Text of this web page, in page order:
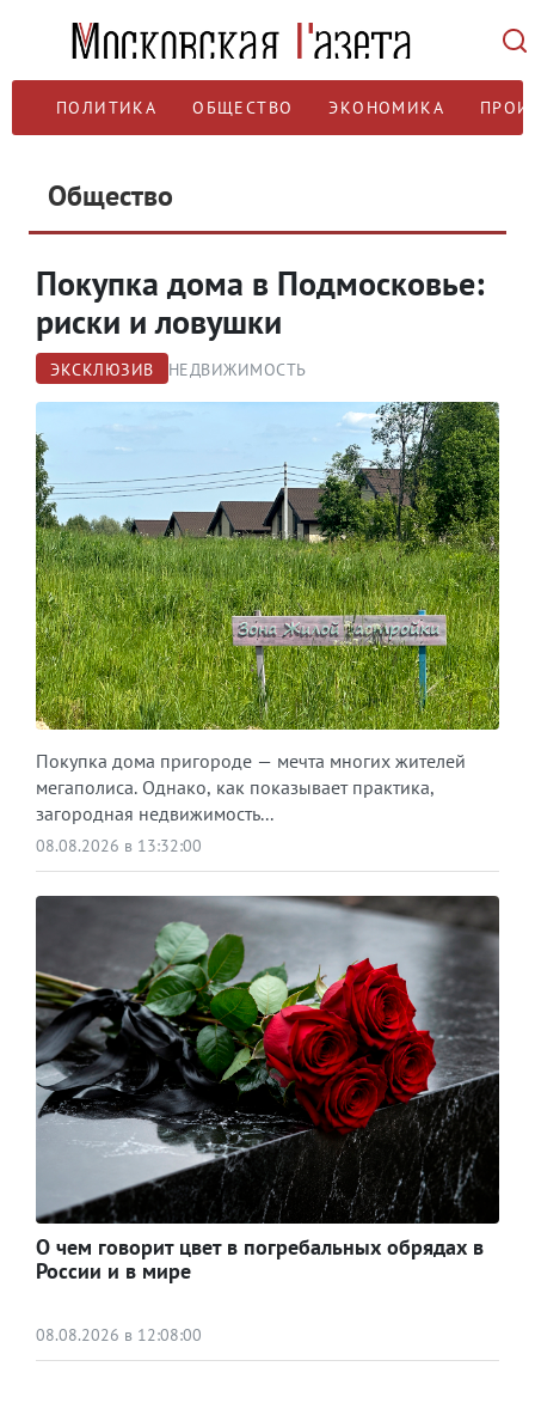
ПОЛИТИКА ОБЩЕСТВО ЭКОНОМИКА
Общество
Покупка дома в Подмосковье:
риски и ловушки
ЭКСКЛЮЗИВ НЕДВИЖИМОСТЬ
Покупка дома пригороде — мечта многих жителей
мегаполиса. Однако, как показывает практика,
загородная недвижимость...
08.08.2026 в 13:32:00
О чем говорит цвет в погребальных обрядах в
России и в мире
08.08.2026 в 12:08:00